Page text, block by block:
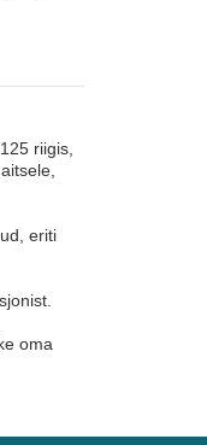
riigis,
eriti
oma